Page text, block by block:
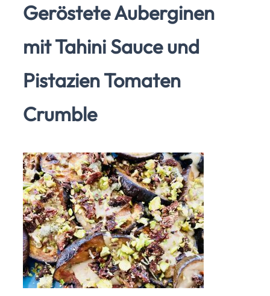
Geröstete Auberginen
mit Tahini Sauce und
Pistazien Tomaten
Crumble